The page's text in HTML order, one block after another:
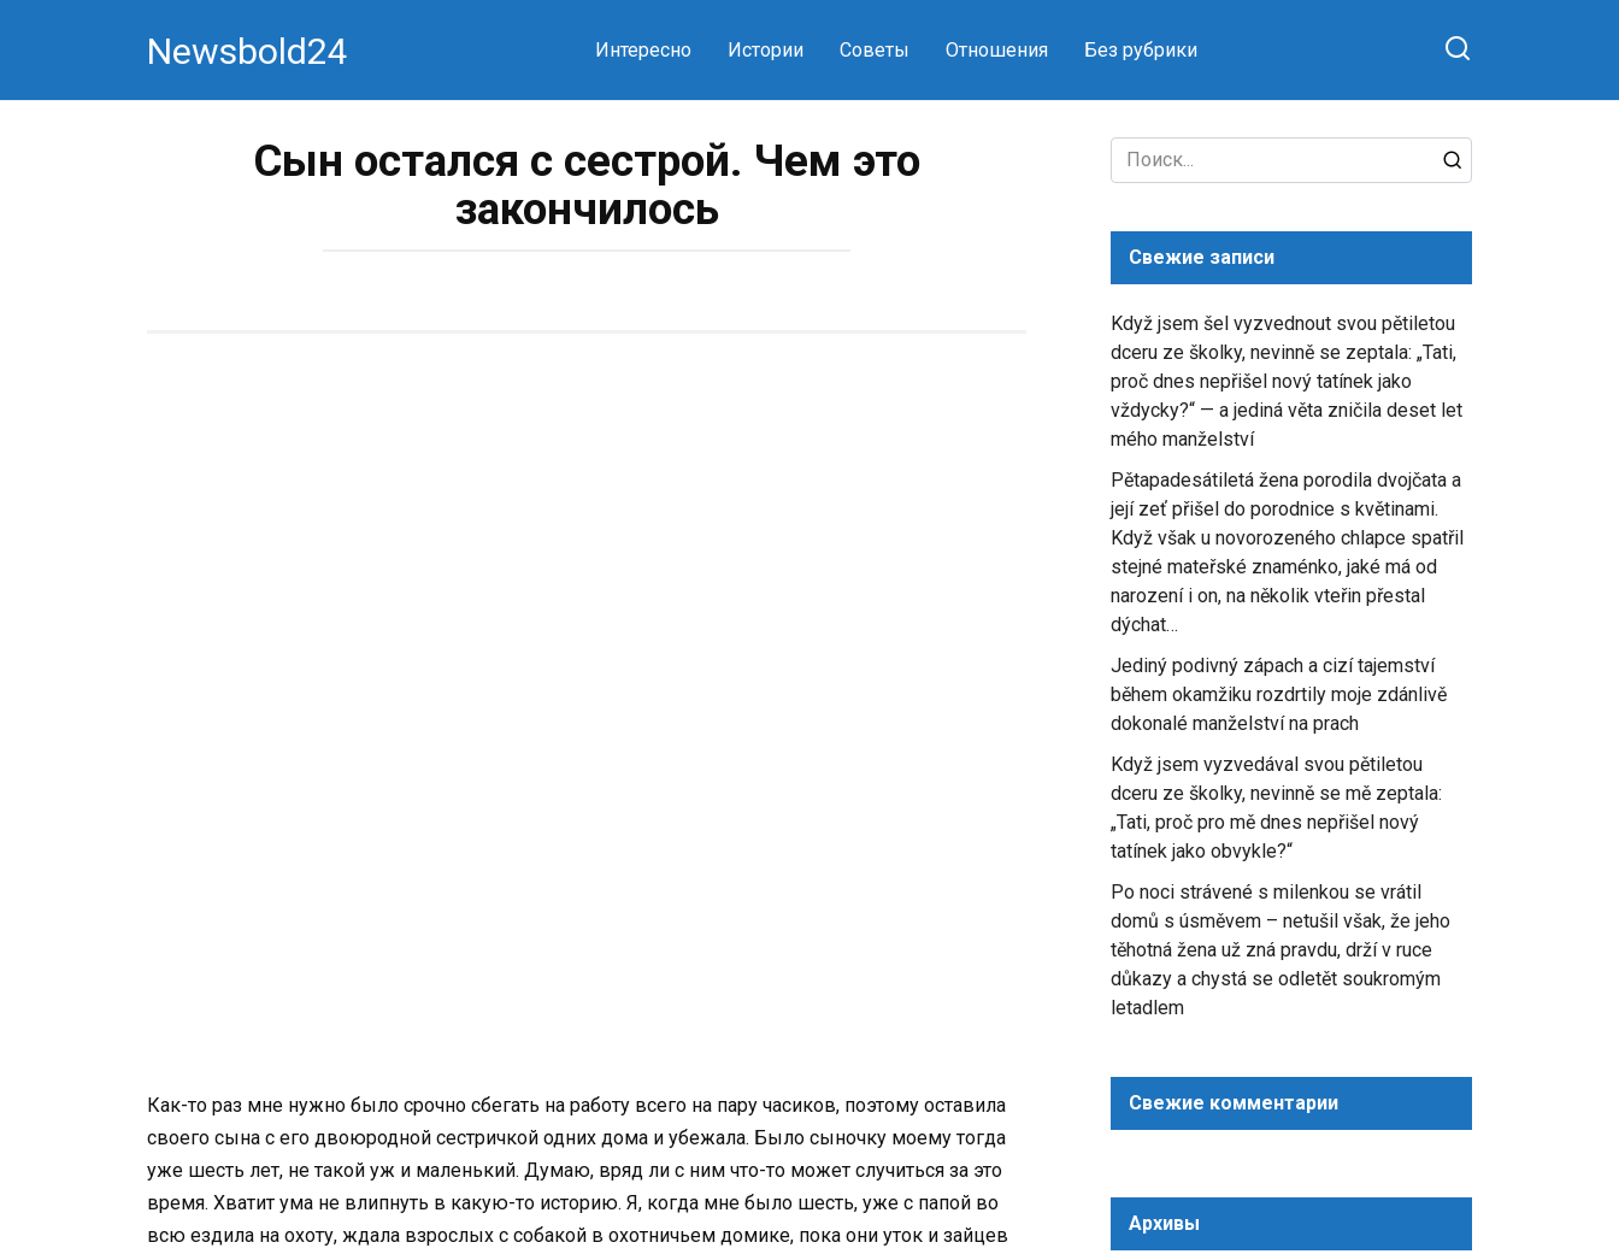
Newsbold24 Интересно Истории Советы Отношения Без рубрики
Сын остался с сестрой. Чем это
закончилось
Как-то раз мне нужно было срочно сбегать на работу всего на пару часиков, поэтому оставила
своего сына с его двоюродной сестричкой одних дома и убежала. Было сыночку моему тогда
уже шесть лет, не такой уж и маленький. Думаю, вряд ли с ним что-то может случиться за это
время. Хватит ума не влипнуть в какую-то историю. Я, когда мне было шесть, уже с папой во
всю ездила на охоту, ждала взрослых с собакой в охотничьем домике, пока они уток и зайцев
Search
for:
Свежие записи
Když jsem šel vyzvednout svou pětiletou
dceru ze školky, nevinně se zeptala: „Tati,
proč dnes nepřišel nový tatínek jako
vždycky?“ — a jediná věta zničila deset let
mého manželství
Pětapadesátiletá žena porodila dvojčata a
její zeť přišel do porodnice s květinami.
Když však u novorozeného chlapce spatřil
stejné mateřské znaménko, jaké má od
narození i on, na několik vteřin přestal
dýchat…
Jediný podivný zápach a cizí tajemství
během okamžiku rozdrtily moje zdánlivě
dokonalé manželství na prach
Když jsem vyzvedával svou pětiletou
dceru ze školky, nevinně se mě zeptala:
„Tati, proč pro mě dnes nepřišel nový
tatínek jako obvykle?“
Po noci strávené s milenkou se vrátil
domů s úsměvem – netušil však, že jeho
těhotná žena už zná pravdu, drží v ruce
důkazy a chystá se odletět soukromým
letadlem
Свежие комментарии
Архивы